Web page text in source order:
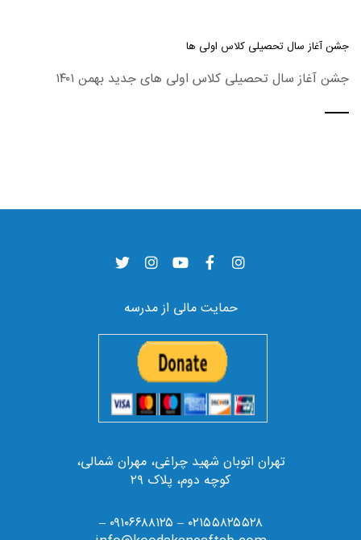
جشن آغاز سال تحصیلی کلاس اولی ها
جشن آغاز سال تحصیلی کلاس اولی های جدید بهمن ۱۴۰۱
حمایت مالی از مدرسه
تهران اتوبان شهید چراغی، مهران شمالی،
کوچه دوم، پلاک ۲۹
۰۲۱۵۵۸۲۵۵۲۸ – ۰۹۱۰۶۶۸۸۱۲۵ –